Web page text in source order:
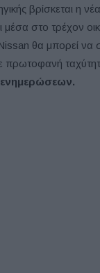
βρίσκεται η νέα
μέσα στο τρέχον
θα μπορεί να
πρωτοφανή
ενημερώσεων.